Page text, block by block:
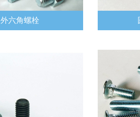
外六角螺栓